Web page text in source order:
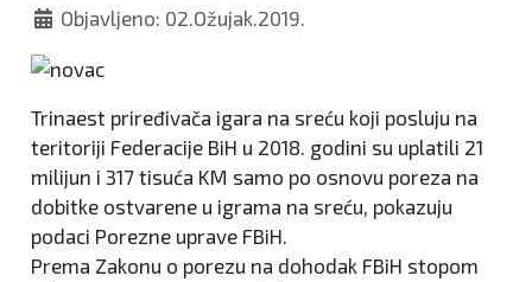
Objavljeno: 02.Ožujak.2019.
Trinaest priređivača igara na sreću koji posluju na
teritoriji Federacije BiH u 2018. godini su uplatili 21
milijun i 317 tisuća KM samo po osnovu poreza na
dobitke ostvarene u igrama na sreću, pokazuju
podaci Porezne uprave FBiH.
Prema Zakonu o porezu na dohodak FBiH stopom